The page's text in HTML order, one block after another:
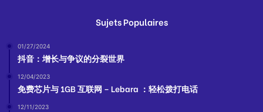
Sujets Populaires
01/27/2024
抖音：增长与争议的分裂世界
12/04/2023
免费芯片与 1GB 互联网 – Lebara ：轻松拨打电话
12/11/2023